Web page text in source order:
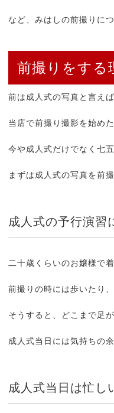
など、みはしの前撮りに
前撮りをする
前は成人式の写真と言え
当店で前撮り撮影を始め
今や成人式だけでなく七
まずは成人式の写真を前
成人式の予行演習
二十歳くらいのお嬢様で
前撮りの時には歩いたり
そうすると、どこまで足
成人式当日には気持ちの
成人式当日は忙し